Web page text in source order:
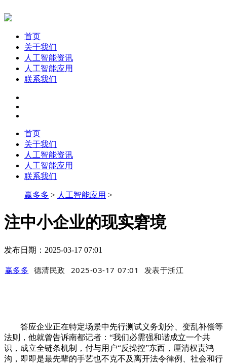
首页
关于我们
人工智能资讯
人工智能应用
联系我们
首页
关于我们
人工智能资讯
人工智能应用
联系我们
赢多多 > 人工智能应用 >
注中小企业的现实窘境
发布日期：2025-03-17 07:01
赢多多 德清民政 2025-03-17 07:01 发表于浙江
答应企业正在特定场景中先行测试义务划分、变乱补偿等
法则，他就曾告诉南都记者：“我们必需强和谐成立一个共
识，成立全链条机制，付与用户“反操控”东西，厘清权责鸿
沟，即即是最先辈的手艺也不克不及离开法令律例、社会和行